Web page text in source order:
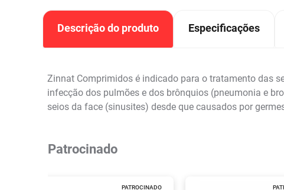
Descrição do produto Especificações
Zinnat Comprimidos é indicado para o tratamento das
infecção dos pulmões e dos brônquios (pneumonia e
seios da face (sinusites) desde que causados por
Patrocinado
PATROCINADO